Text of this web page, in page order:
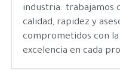
industria. trabajamos
calidad, rapidez y
comprometidos con
excelencia en cada